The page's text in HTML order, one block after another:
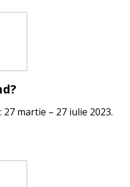
?
martie – 27 iulie 2023.